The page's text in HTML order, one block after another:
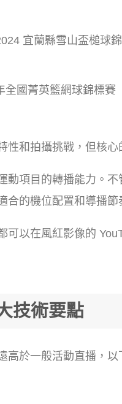
宜蘭縣雪山盃槌球
全國菁英籃網球錦標賽
性和拍攝挑戰，但核心
動項目的轉播能力。
合的機位配置和導播節
可以在風紅影像的
技術要點
高於一般活動直播，